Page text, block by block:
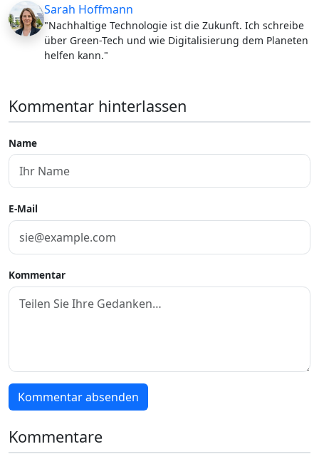
Sarah Hoffmann
"Nachhaltige Technologie ist die Zukunft. Ich schreibe
über Green-Tech und wie Digitalisierung dem Planeten
helfen kann."
Kommentar hinterlassen
Name
E-Mail
Kommentar
Kommentar absenden
Kommentare